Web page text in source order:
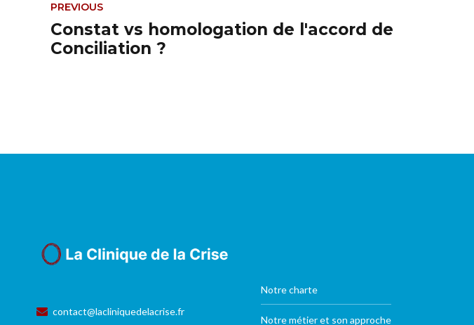
PREVIOUS
Constat vs homologation de l'accord de
Conciliation ?
contact@lacliniquedelacrise.fr
Notre charte
Notre métier et son approche